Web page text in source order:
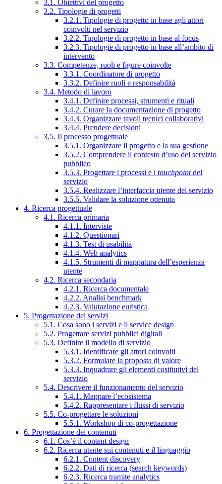
3.1. Obiettivi del progetto
3.2. Tipologie di progetti
3.2.1. Tipologie di progetto in base agli attori
coinvolti nel servizio
3.2.2. Tipologie di progetto in base al focus
3.2.3. Tipologie di progetto in base all’ambito di
intervento
3.3. Competenze, ruoli e figure coinvolte
3.3.1. Coordinatore di progetto
3.3.2. Definire ruoli e responsabilità
3.4. Metodo di lavoro
3.4.1. Definire processi, strumenti e rituali
3.4.2. Curare la documentazione di progetto
3.4.3. Organizzare tavoli tecnici collaborativi
3.4.4. Prendere decisioni
3.5. Il processo progettuale
3.5.1. Organizzare il progetto e la sua gestione
3.5.2. Comprendere il contesto d’uso del servizio
pubblico
3.5.3. Progettare i processi e i touchpointdel
servizio
3.5.4. Realizzare l’interfaccia utente del servizio
3.5.5. Validare la soluzione ottenuta
4. Ricerca progettuale
4.1. Ricerca primaria
4.1.1. Interviste
4.1.2. Questionari
4.1.3. Test di usabilità
4.1.4. Web analytics
4.1.5. Strumenti di mappatura dell’esperienza
utente
4.2. Ricerca secondaria
4.2.1. Ricerca documentale
4.2.2. Analisi benchmark
4.2.3. Valutazione euristica
5. Progettazione dei servizi
5.1. Cosa sono i servizi e il service design
5.2. Progettare servizi pubblici digitali
5.3. Definire il modello di servizio
5.3.1. Identificare gli attori coinvolti
5.3.2. Formulare la proposta di valore
5.3.3. Inquadrare gli elementi costitutivi del
servizio
5.4. Descrivere il funzionamento del servizio
5.4.1. Mappare l’ecosistema
5.4.2. Rappresentare i flussi di servizio
5.5. Co-progettare le soluzioni
5.5.1. Workshop di co-progettazione
6. Progettazione dei contenuti
6.1. Cos’è il content design
6.2. Ricerca utente sui contenuti e il linguaggio
6.2.1. Content discovery
6.2.2. Dati di ricerca (search keywords)
6.2.3. Ricerca tramite analytics